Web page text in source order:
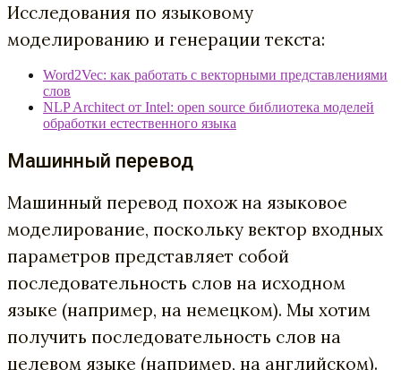
Исследования по языковому
моделированию и генерации текста:
Word2Vec: как работать с векторными представлениями
слов
NLP Architect от Intel: open source библиотека моделей
обработки естественного языка
Машинный перевод
Машинный перевод похож на языковое
моделирование, поскольку вектор входных
параметров представляет собой
последовательность слов на исходном
языке (например, на немецком). Мы хотим
получить последовательность слов на
целевом языке (например, на английском).